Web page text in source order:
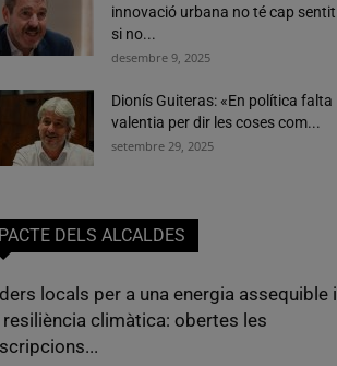
innovació urbana no té cap sentit
si no...
desembre 9, 2025
Dionís Guiteras: «En política falta
valentia per dir les coses com...
setembre 29, 2025
PACTE DELS ALCALDES
locals per a una energia assequible i
resiliència climàtica: obertes les